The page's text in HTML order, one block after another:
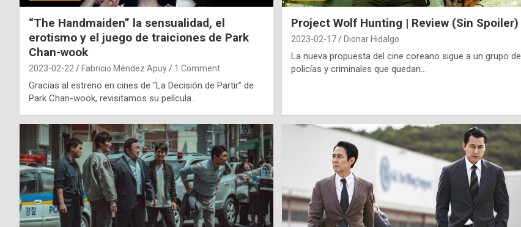
“The Handmaiden” la sensualidad, el
erotismo y el juego de traiciones de Park
Chan-wook
2023-02-22 Fabricio Méndez Apuy 1 Comment
Gracias al estreno en cines de “La Decisión de Partir” de
Park Chan-wook, revisitamos su película…
Project Wolf Hunting | Review (Sin Spoiler)
2023-02-17 Dionar Hidalgo
La nueva propuesta del cine coreano sigue a un grupo de
policías y criminales que quedan…